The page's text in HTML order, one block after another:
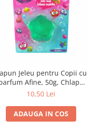
Jeleu pentru Copii cu
Afine, 50g, Chlapu
Chlap
10,50 Lei
ADAUGA IN COS